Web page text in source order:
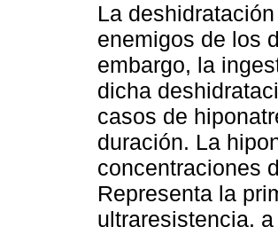
La
enemigos de los
embargo, la
dicha
casos de
duración. La
concentraciones
Representa la
ultraresistencia,